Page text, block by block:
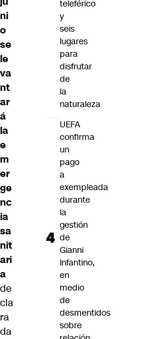
ni
o
se
le
va
nt
ar
á
la
e
m
er
ge
nc
ia
sa
nit
ari
a
de
cla
ra
da
teleférico
y
seis
lugares
para
disfrutar
de
la
naturaleza
UEFA
confirma
un
pago
a
exempleada
durante
la
gestión
de
Gianni
Infantino,
en
medio
de
desmentidos
sobre